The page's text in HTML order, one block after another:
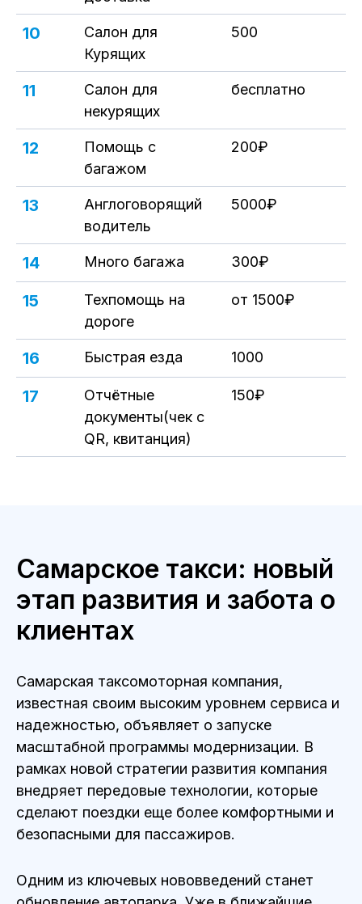
10
Салон для
Курящих
500
11
Салон для
некурящих
бесплатно
12
Помощь с
багажом
200₽
13
Англоговорящий
водитель
5000₽
14 Много багажа 300₽
15
Техпомощь на
дороге
от 1500₽
16 Быстрая езда 1000
17
Отчётные
документы(чек с
QR, квитанция)
150₽
Самарское такси: новый
этап развития и забота о
клиентах
Самарская таксомоторная компания,
известная своим высоким уровнем сервиса и
надежностью, объявляет о запуске
масштабной программы модернизации. В
рамках новой стратегии развития компания
внедряет передовые технологии, которые
сделают поездки еще более комфортными и
безопасными для пассажиров.
Одним из ключевых нововведений станет